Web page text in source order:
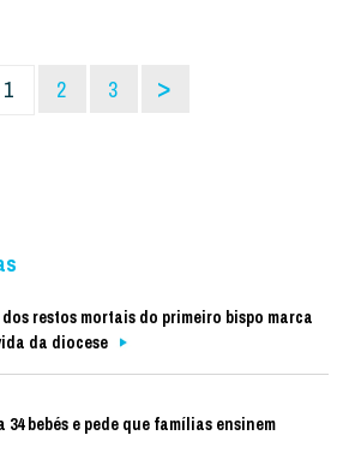
1 2 3 >
restos mortais do primeiro bispo marca
da diocese
bebés e pede que famílias ensinem